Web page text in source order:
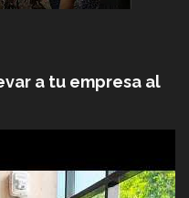
a tu empresa al